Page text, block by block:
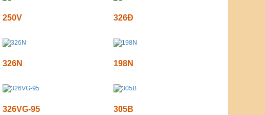
250V 326Đ
326N 198N
326VG-95 305B